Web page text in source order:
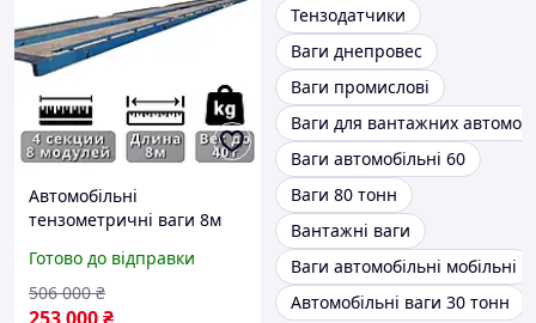
Автомобільні
тензометричні ваги 8м
автомобілів, автомобільні
електронні ваги|ХОЧУ
ЙОГО
Готово до відправки
506 000 ₴
Тензодатчики
Ваги днепровес
Ваги промислові
Ваги для вантажних
Ваги автомобільні 60
Ваги 80 тонн
Вантажні ваги
Ваги автомобільні мобільні
Автомобільні ваги 30 тонн